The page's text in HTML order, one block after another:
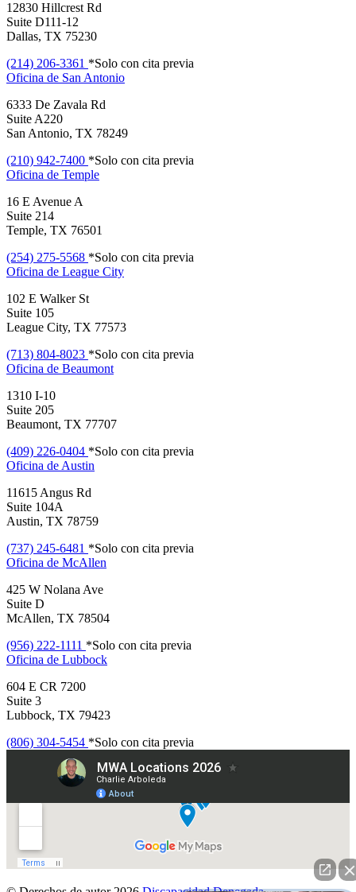
12830 Hillcrest Rd
Suite D111-12
Dallas, TX 75230
(214) 206-3361 *Solo con cita previa
Oficina de San Antonio
6333 De Zavala Rd
Suite A220
San Antonio, TX 78249
(210) 942-7400 *Solo con cita previa
Oficina de Temple
16 E Avenue A
Suite 214
Temple, TX 76501
(254) 275-5568 *Solo con cita previa
Oficina de League City
102 E Walker St
Suite 105
League City, TX 77573
(713) 804-8023 *Solo con cita previa
Oficina de Beaumont
1310 I-10
Suite 205
Beaumont, TX 77707
(409) 226-0404 *Solo con cita previa
Oficina de Austin
11615 Angus Rd
Suite 104A
Austin, TX 78759
(737) 245-6481 *Solo con cita previa
Oficina de McAllen
425 W Nolana Ave
Suite D
McAllen, TX 78504
(956) 222-1111 *Solo con cita previa
Oficina de Lubbock
604 E CR 7200
Suite 3
Lubbock, TX 79423
(806) 304-5454 *Solo con cita previa